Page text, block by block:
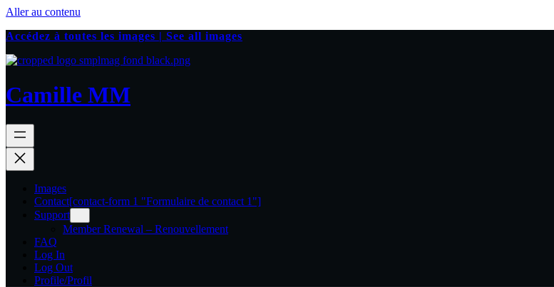
Aller au contenu
Accédez à toutes les images | See all images
Camille MM
Images
Contact[contact-form 1 "Formulaire de contact 1"]
Support
Member Renewal – Renouvellement
FAQ
Log In
Log Out
Profile/Profil